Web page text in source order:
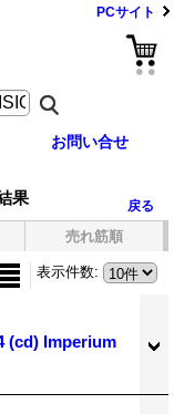
PCサイト
お問い合せ
果 戻る
売れ筋順
表示件数:
(cd) Imperium